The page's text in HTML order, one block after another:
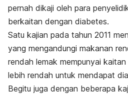
pernah dikaji oleh para
berkaitan dengan diabetes.
Satu kajian pada tahun 2011
yang mengandungi makanan
rendah lemak mempunyai
lebih rendah untuk mendapat
Begitu juga dengan beberapa